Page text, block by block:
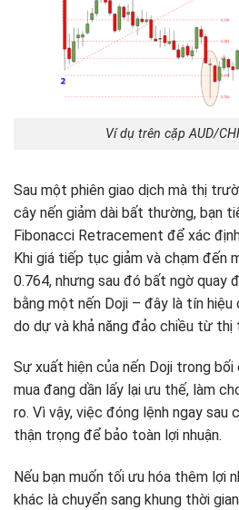
Ví dụ trên cặp AUD/
Sau một phiên giao dịch mà thị
cây nến giảm dài bất thường, bạn
Fibonacci Retracement để xác
Khi giá tiếp tục giảm và chạm đến
0.764, nhưng sau đó bất ngờ quay
bằng một nến Doji – đây là tín hiệu
do dự và khả năng đảo chiều từ thị
Sự xuất hiện của nến Doji trong
mua đang dần lấy lại ưu thế, làm
ro. Vì vậy, việc đóng lệnh ngay sau
thận trọng để bảo toàn lợi nhuận.
Nếu bạn muốn tối ưu hóa thêm lợi
khác là chuyển sang khung thời